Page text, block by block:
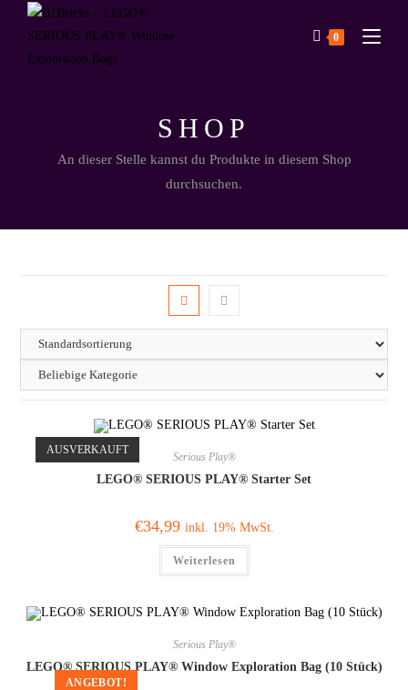
0
SHOP
An dieser Stelle kannst du Produkte in diesem Shop
durchsuchen.
AUSVERKAUFT
Serious Play®
LEGO® SERIOUS PLAY® Starter Set
€34,99 inkl. 19% MwSt.
Weiterlesen
ANGEBOT!
Serious Play®
LEGO® SERIOUS PLAY® Window Exploration Bag (10 Stück)